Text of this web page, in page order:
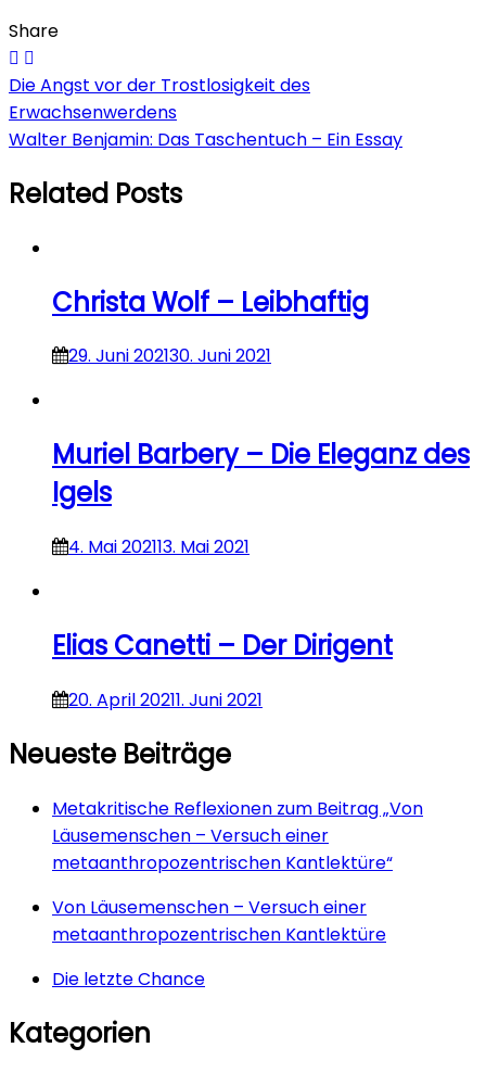
Share
Beitragsnavigation
Die Angst vor der Trostlosigkeit des
Erwachsenwerdens
Walter Benjamin: Das Taschentuch – Ein Essay
Related Posts
Christa Wolf – Leibhaftig
29. Juni 202130. Juni 2021
Muriel Barbery – Die Eleganz des
Igels
4. Mai 202113. Mai 2021
Elias Canetti – Der Dirigent
20. April 20211. Juni 2021
Neueste Beiträge
Metakritische Reflexionen zum Beitrag „Von
Läusemenschen – Versuch einer
metaanthropozentrischen Kantlektüre“
Von Läusemenschen – Versuch einer
metaanthropozentrischen Kantlektüre
Die letzte Chance
Kategorien